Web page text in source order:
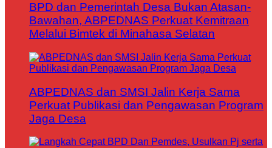
BPD dan Pemerintah Desa Bukan Atasan-
Bawahan, ABPEDNAS Perkuat Kemitraan
Melalui Bimtek di Minahasa Selatan
ABPEDNAS dan SMSI Jalin Kerja Sama
Perkuat Publikasi dan Pengawasan Program
Jaga Desa